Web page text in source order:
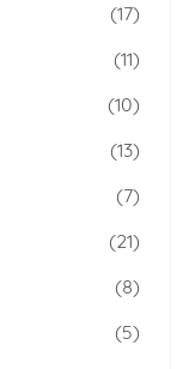
(17)
(11)
(10)
(13)
(7)
(21)
(8)
(5)